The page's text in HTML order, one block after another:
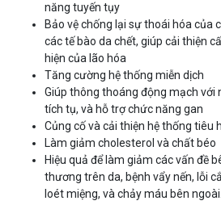
năng tuyến tụy
Bảo vệ chống lại sự thoái hóa của
các tế bào da chết, giúp cải thiện
hiện của lão hóa
Tăng cường hệ thống miễn dịch
Giúp thông thoáng động mạch với
tích tụ, và hỗ trợ chức năng gan
Củng cố và cải thiện hệ thống tiêu
Làm giảm cholesterol và chất béo
Hiệu quả để làm giảm các vấn đề
thương trên da, bệnh vẩy nến, lỗi
loét miệng, và chảy máu bên ngoài.